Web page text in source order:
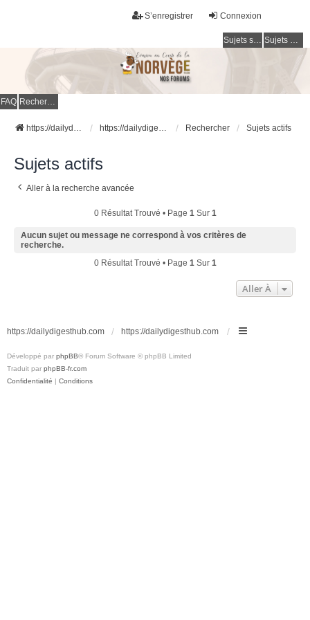
Connexion
S’enregistrer
Sujets sans réponse Sujets actifs
FAQ Rechercher
https://dailydigesthub.com https://dailydigesthub.com Rechercher Sujets actifs
Sujets actifs
Aller à la recherche avancée
0 Résultat Trouvé • Page 1Sur 1
Aucun sujet ou message ne correspond à vos critères de
recherche.
0 Résultat Trouvé • Page 1Sur 1
Aller À
https://dailydigesthub.com https://dailydigesthub.com
Développé par phpBB® Forum Software © phpBB Limited
Traduit par phpBB-fr.com
Confidentialité | Conditions